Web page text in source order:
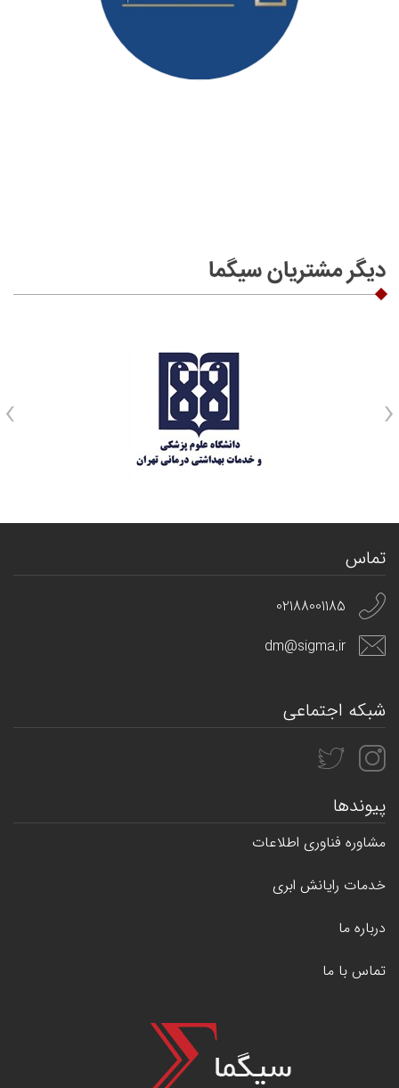
دیگر مشتریان سیگما
‹
›
تماس
02188001185
dm@sigma.ir
شبکه اجتماعی
پیوندها
مشاوره فناوری اطلاعات
خدمات رایانش ابری
درباره ما
تماس با ما